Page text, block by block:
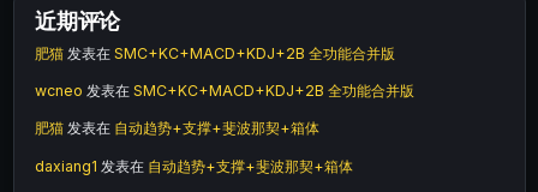
近期评论
肥猫 发表在 SMC+KC+MACD+KDJ+2B 全功能合并版
wcneo 发表在 SMC+KC+MACD+KDJ+2B 全功能合并版
肥猫 发表在 自动趋势+支撑+斐波那契+箱体
daxiang1 发表在 自动趋势+支撑+斐波那契+箱体